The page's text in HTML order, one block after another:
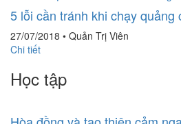
5 lỗi cần tránh khi chạy quảng
27/07/2018 • Quản Trị Viên
Chi tiết
Học tập